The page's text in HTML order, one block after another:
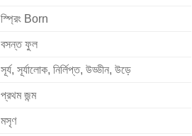
স্প্রিং Born
বসন্ত ফুল
সূর্য, সূর্যালোক, নির্লিপ্ত, উড্ডীন, উড়ে
প্রথম জন্ম
মসৃণ